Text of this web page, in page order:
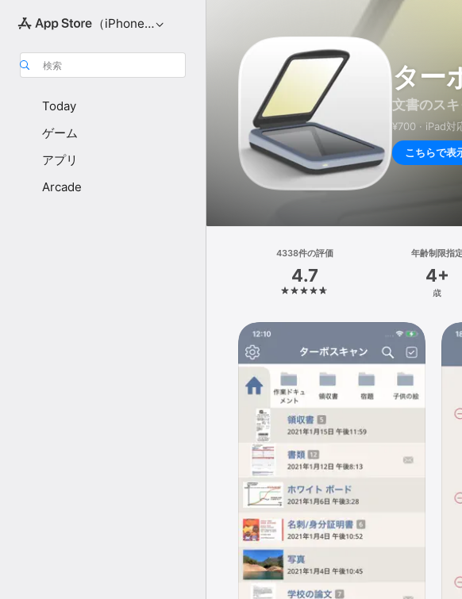
（iPhone向け）
検索
Today
ゲーム
アプリ
Arcade
ター
文書のス
¥700 · iPad対
こちらで表
4338件の評価
4.7
年齢制限指
4+
歳